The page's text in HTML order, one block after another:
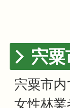
宍粟
宍粟市
女性林